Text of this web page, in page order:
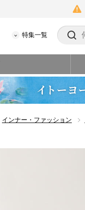
特集一覧
インナー・ファッション